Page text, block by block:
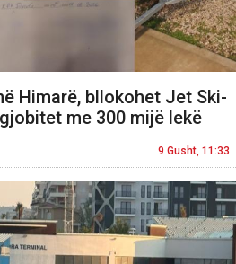
Himarë, bllokohet Jet Ski-
me 300 mijë lekë
9 Gusht, 11:33